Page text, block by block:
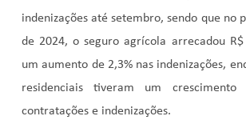
indenizações até setembro, sendo que no
de 2024, o seguro agrícola arrecadou
um aumento de 2,3% nas indenizações,
residenciais tiveram um crescimento
contratações e indenizações.